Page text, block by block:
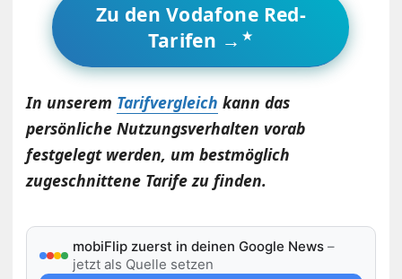
Zu den Vodafone Red-
Tarifen →
In unserem Tarifvergleich kann das
persönliche Nutzungsverhalten vorab
festgelegt werden, um bestmöglich
zugeschnittene Tarife zu finden.
mobiFlip zuerst in deinen Google News –
jetzt als Quelle setzen